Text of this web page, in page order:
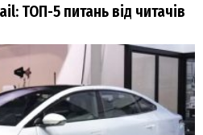
ТОП-5 питань від читачів